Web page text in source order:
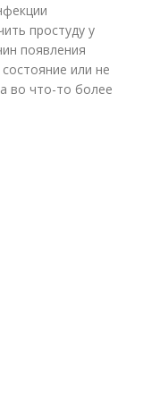
от простуды
в домашних
простуду у
появления
или не
во что-то более